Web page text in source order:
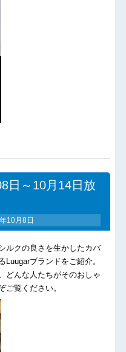
日～10月14日放
10月8日
ルクの良さを生かしたカバ
ブランドをご紹介。
どんな人たちがそのおしゃ
ご覧ください。